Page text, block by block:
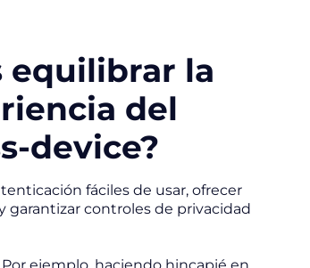
equilibrar la
del
device?
fáciles de usar, ofrecer
garantizar controles de privacidad